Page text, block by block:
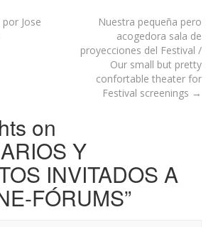
Jose
Nuestra pequeña pero
acogedora sala de
proyecciones del Festival /
Our small but pretty
confortable theater for
Festival screenings →
on
Y
INVITADOS A
FÓRUMS”